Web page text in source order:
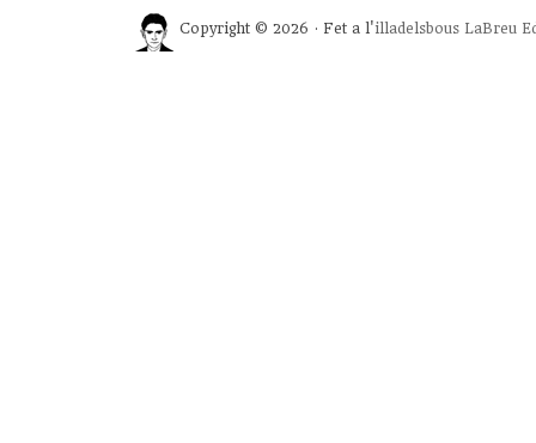
Copyright © 2026 · Fet a l'illadelsbous LaBreu